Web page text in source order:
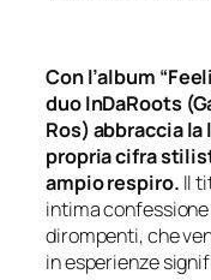
Con l’album
duo InDaRoots
Ros) abbraccia
propria cifra
ampio respiro. Il
intima
dirompenti, che
in esperienze